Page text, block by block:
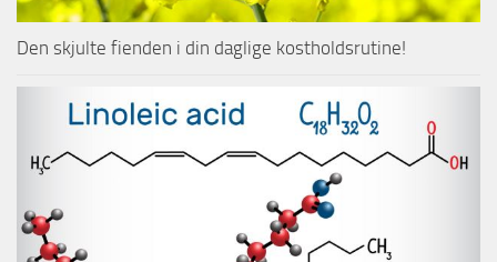
Den skjulte fienden i din daglige kostholdsrutine!